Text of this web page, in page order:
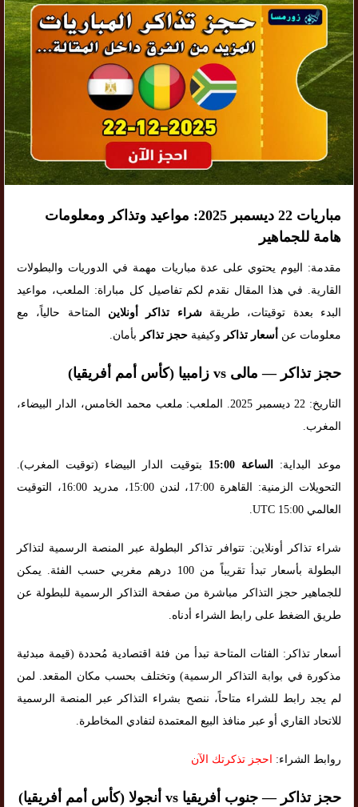
مباريات 22 ديسمبر 2025: مواعيد وتذاكر ومعلومات
هامة للجماهير
مقدمة: اليوم يحتوي على عدة مباريات مهمة في الدوريات والبطولات
القارية. في هذا المقال نقدم لكم تفاصيل كل مباراة: الملعب، مواعيد
البدء بعدة توقيتات، طريقةشراء تذاكر أونلاين المتاحة حالياً، مع
معلومات عن أسعار تذاكر وكيفية حجز تذاكر بأمان.
حجز تذاكر — مالى vs زامبيا (كأس أمم أفريقيا)
التاريخ: 22 ديسمبر 2025. الملعب: ملعب محمد الخامس، الدار البيضاء،
المغرب.
موعد البداية: الساعة 15:00
بتوقيت الدار البيضاء (توقيت المغرب).
التحويلات الزمنية: القاهرة 17:00، لندن 15:00، مدريد 16:00، التوقيت
العالمي UTC 15:00.
شراء تذاكر أونلاين: تتوافر تذاكر البطولة عبر المنصة الرسمية لتذاكر
البطولة بأسعار تبدأ تقريباً من 100 درهم مغربي حسب الفئة. يمكن
للجماهير حجز التذاكر مباشرة من صفحة التذاكر الرسمية للبطولة عن
طريق الضغط على رابط الشراء أدناه.
أسعار تذاكر: الفئات المتاحة تبدأ من فئة اقتصادية مُحددة (قيمة مبدئية
مذكورة في بوابة التذاكر الرسمية) وتختلف بحسب مكان المقعد. لمن
لم يجد رابط للشراء متاحاً، ننصح بشراء التذاكر عبر المنصة الرسمية
للاتحاد القاري أو عبر منافذ البيع المعتمدة لتفادي المخاطرة.
روابط الشراء: احجز تذكرتك الآن
حجز تذاكر — جنوب أفريقيا vs أنجولا (كأس أمم أفريقيا)